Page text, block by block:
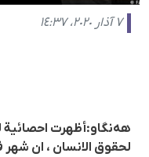
٧ آذار ٢٠٢٠، ١٤:٣٧
هەنگاو:أظهرت احصائية